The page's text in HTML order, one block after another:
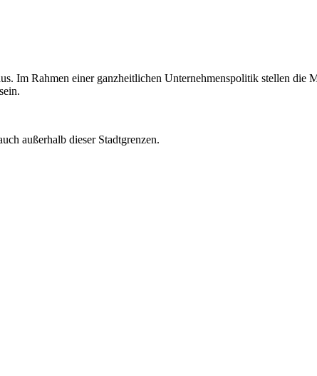
Im Rahmen einer ganzheitlichen Unternehmenspolitik stellen
außerhalb dieser Stadtgrenzen.